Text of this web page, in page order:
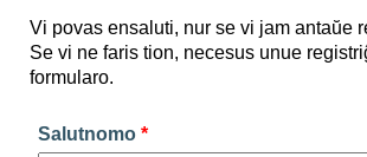
Vi povas ensaluti, nur se vi jam antaŭe
Se vi ne faris tion, necesus unue
formularo.
Salutnomo *